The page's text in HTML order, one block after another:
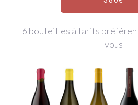
6 bouteilles à tarifs
vous